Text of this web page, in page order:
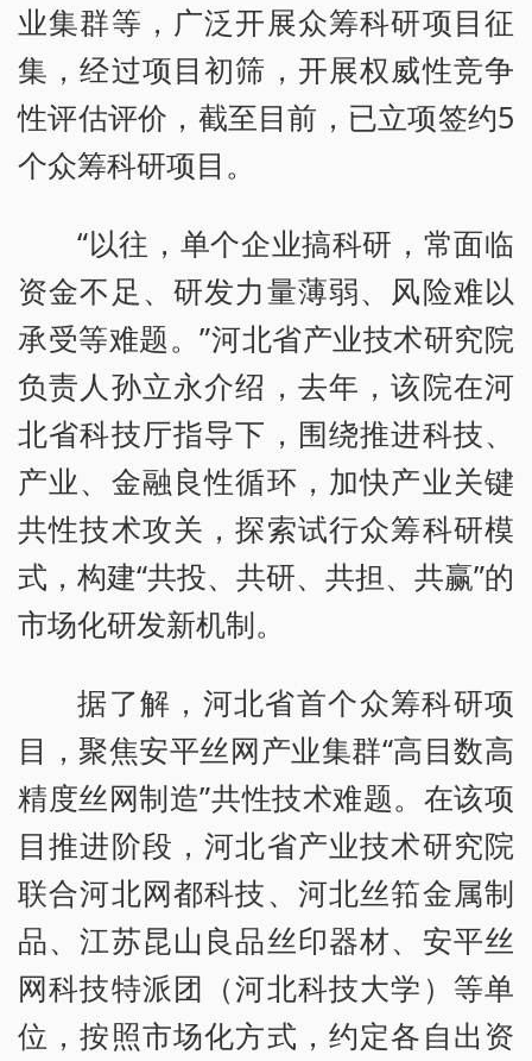
业集群等，广泛开展众筹科研项目征
集，经过项目初筛，开展权威性竞争
性评估评价，截至目前，已立项签约5
个众筹科研项目。
“以往，单个企业搞科研，常面临
资金不足、研发力量薄弱、风险难以
承受等难题。”河北省产业技术研究院
负责人孙立永介绍，去年，该院在河
北省科技厅指导下，围绕推进科技、
产业、金融良性循环，加快产业关键
共性技术攻关，探索试行众筹科研模
式，构建“共投、共研、共担、共赢”的
市场化研发新机制。
据了解，河北省首个众筹科研项
目，聚焦安平丝网产业集群“高目数高
精度丝网制造”共性技术难题。在该项
目推进阶段，河北省产业技术研究院
联合河北网都科技、河北丝筘金属制
品、江苏昆山良品丝印器材、安平丝
网科技特派团（河北科技大学）等单
位，按照市场化方式，约定各自出资